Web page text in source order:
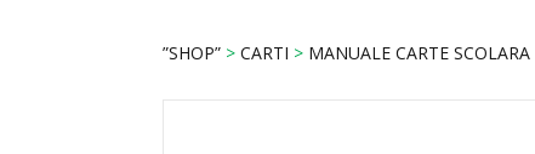
”SHOP” >CARTI > MANUALE CARTE SCOLARA